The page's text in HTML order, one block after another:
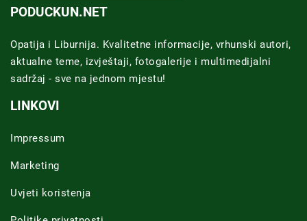
PODUCKUN.NET
Opatija i Liburnija. Kvalitetne informacije, vrhunski autori,
aktualne teme, izvještaji, fotogalerije i multimedijalni
sadržaj - sve na jednom mjestu!
LINKOVI
Impressum
Marketing
Uvjeti koristenja